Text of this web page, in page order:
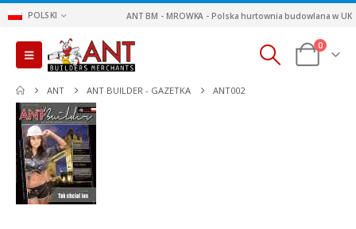
POLSKI ANT BM - MROWKA - Polska hurtownia budowlana w UK
0
ANT ANT BUILDER - GAZETKA ANT002